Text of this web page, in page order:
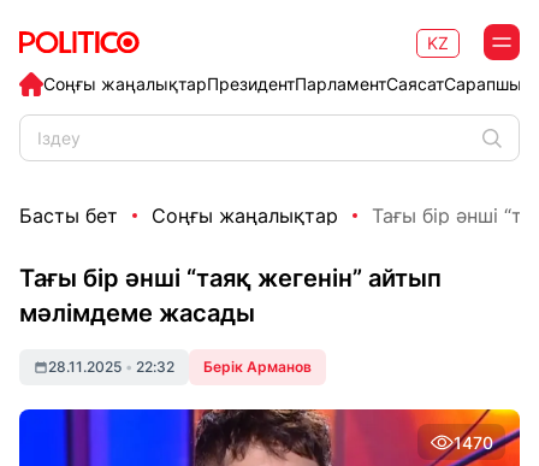
Соңғы жаңалықтарПрезидентПарламентСаясат
KZ
Басты бет Соңғы жаңалықтар Тағы бір әнші
Тағы бір әнші “таяқ жегенін” айтып
мәлімдеме жасады
28.11.2025 • 22:32 Берік Арманов
1470